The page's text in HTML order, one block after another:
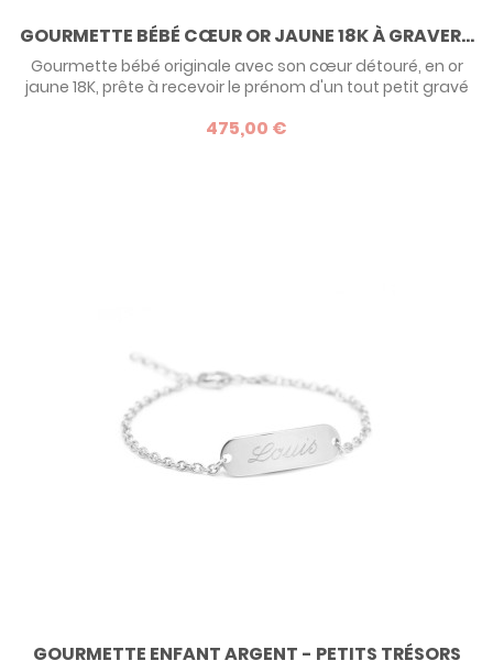
GOURMETTE BÉBÉ CŒUR OR JAUNE 18K À GRAVER...
Gourmette bébé originale avec son cœur détouré, en or
jaune 18K, prête à recevoir le prénom d'un tout petit gravé
et moderne par son détail inattendu : ce petit coeur
475,00 €
GOURMETTE ENFANT ARGENT - PETITS TRÉSORS